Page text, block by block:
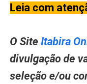
Leia com
O Site Itabira
divulgação de
seleção e/ou